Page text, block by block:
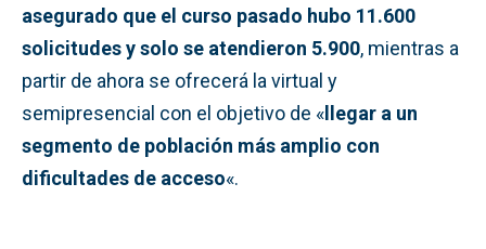
asegurado que el curso pasado hubo 11.600
solicitudes y solo se atendieron 5.900, mientras a
partir de ahora se ofrecerá la virtual y
semipresencial con el objetivo de «llegar a un
segmento de población más amplio con
dificultades de acceso«.